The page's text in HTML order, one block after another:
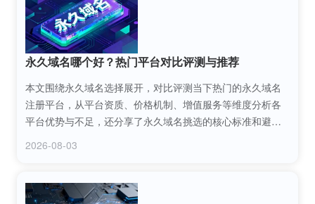
永久域名哪个好？热门平台对比评测与推荐
本文围绕永久域名选择展开，对比评测当下热门的永久域名
注册平台，从平台资质、价格机制、增值服务等维度分析各
平台优势与不足，还分享了永久域名挑选的核心标准和避坑
2026-08-03